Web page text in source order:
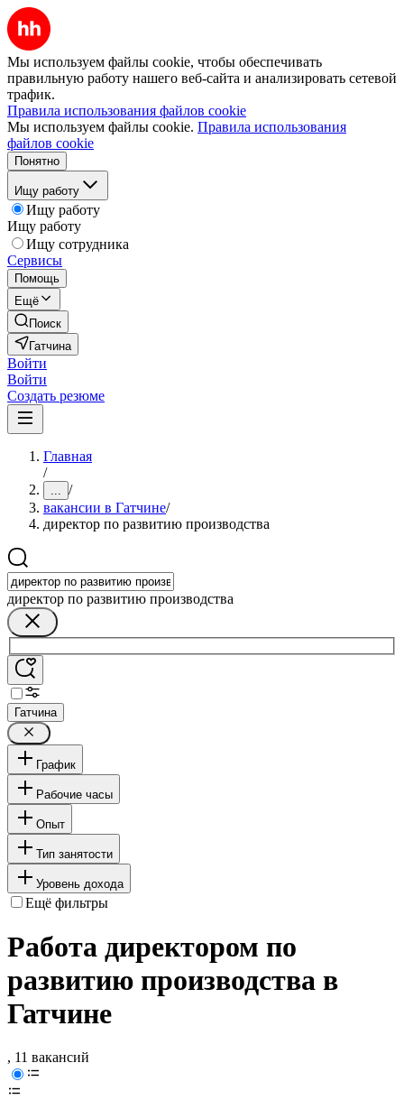
Мы используем файлы cookie, чтобы обеспечивать
правильную работу нашего веб-сайта и анализировать сетевой
трафик.
Правила использования файлов cookie
Мы используем файлы cookie. Правила использования
файлов cookie
Понятно
Ищу работу
Ищу работу
Ищу работу
Ищу сотрудника
Сервисы
Помощь
Ещё
Поиск
Гатчина
Войти
Войти
Создать резюме
Главная
/
... /
вакансии в Гатчине/
директор по развитию производства
директор по развитию производства
Гатчина
График
Рабочие часы
Опыт
Тип занятости
Уровень дохода
Ещё фильтры
Работа директором по
развитию производства в
Гатчине
, 11 вакансий